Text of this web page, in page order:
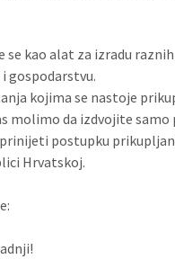
kao alat za izradu
gospodarstvu.
kojima se nastoje
molimo da izdvojite
postupku
Hrvatskoj.